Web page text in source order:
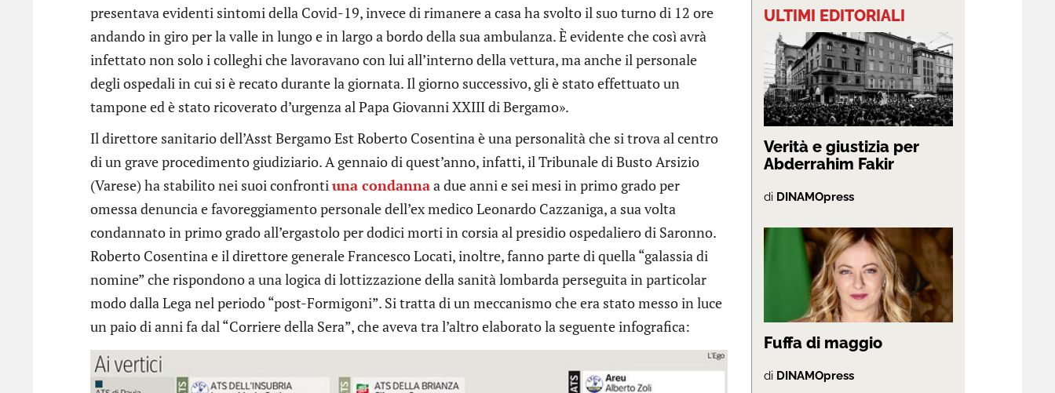
presentava evidenti sintomi della Covid-19, invece di rimanere a casa ha svolto il suo turno di 12 ore
andando in giro per la valle in lungo e in largo a bordo della sua ambulanza. È evidente che così avrà
infettato non solo i colleghi che lavoravano con lui all’interno della vettura, ma anche il personale
degli ospedali in cui si è recato durante la giornata. Il giorno successivo, gli è stato effettuato un
tampone ed è stato ricoverato d’urgenza al Papa Giovanni XXIII di Bergamo».
Il direttore sanitario dell’Asst Bergamo Est Roberto Cosentina è una personalità che si trova al centro
di un grave procedimento giudiziario. A gennaio di quest’anno, infatti, il Tribunale di Busto Arsizio
(Varese) ha stabilito nei suoi confrontiuna condannaa due anni e sei mesi in primo grado per
omessa denuncia e favoreggiamento personale dell’ex medico Leonardo Cazzaniga, a sua volta
condannato in primo grado all’ergastolo per dodici morti in corsia al presidio ospedaliero di Saronno.
Roberto Cosentina e il direttore generale Francesco Locati, inoltre, fanno parte di quella “galassia di
nomine” che rispondono a una logica di lottizzazione della sanità lombarda perseguita in particolar
modo dalla Lega nel periodo “post-Formigoni”. Si tratta di un meccanismo che era stato messo in luce
un paio di anni fa dal “Corriere della Sera”, che aveva tra l’altro elaborato la seguente infografica:
ULTIMI EDITORIALI
Verità e giustizia per
Abderrahim Fakir
di DINAMOpress
Fuffa di maggio
di DINAMOpress